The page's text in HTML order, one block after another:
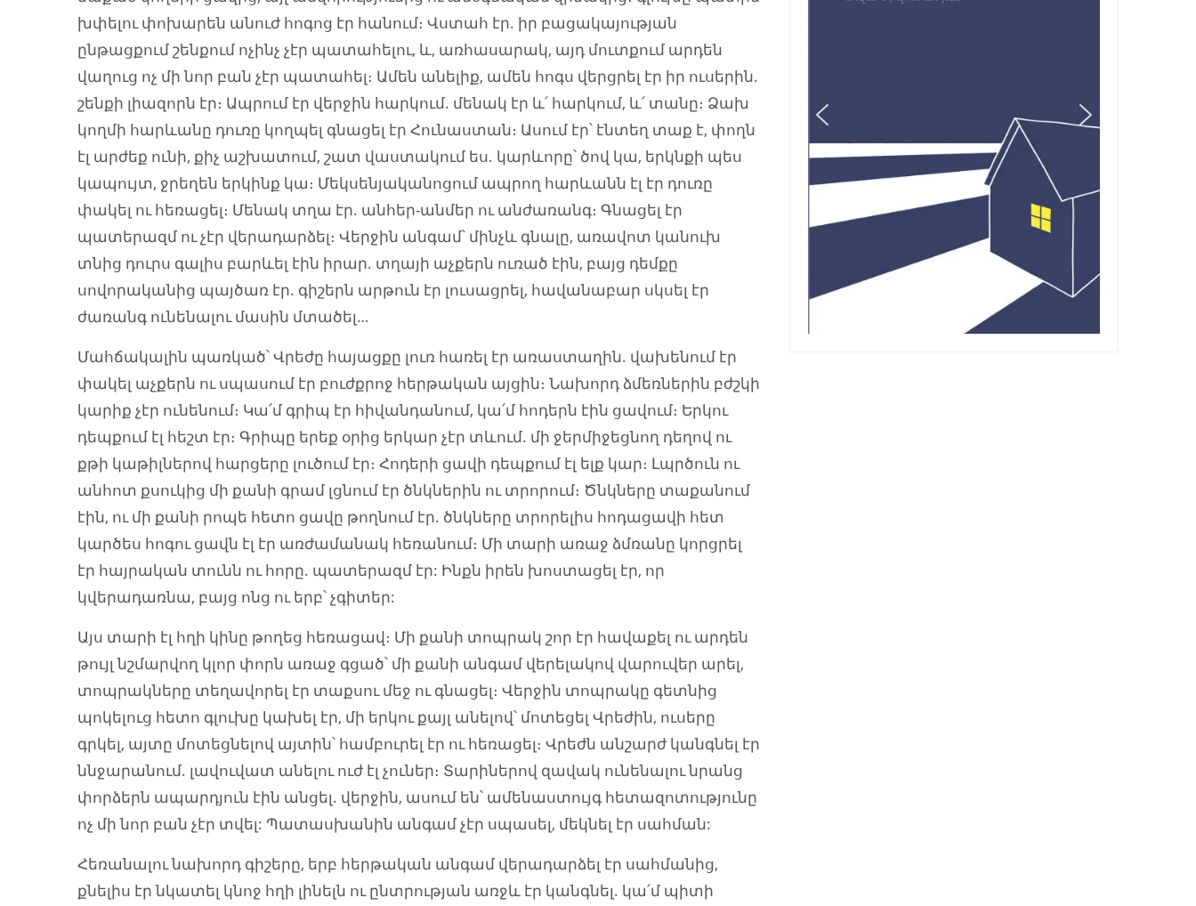
խփելու փոխարեն անուժ հոգոց էր հանում։ Վստահ էր. իր բացակայության
ընթացքում շենքում ոչինչ չէր պատահելու, և, առհասարակ, այդ մուտքում արդեն
վաղուց ոչ մի նոր բան չէր պատահել։ Ամեն անելիք, ամեն հոգս վերցրել էր իր ուսերին.
շենքի լիազորն էր։ Ապրում էր վերջին հարկում. մենակ էր և՛ հարկում, և՛ տանը։ Ձախ
կողմի հարևանը դուռը կողպել գնացել էր Հունաստան։ Ասում էր՝ էնտեղ տաք է, փողն
էլ արժեք ունի, քիչ աշխատում, շատ վաստակում ես. կարևորը՝ ծով կա, երկնքի պես
կապույտ, ջրեղեն երկինք կա։ Մեկսենյականոցում ապրող հարևանն էլ էր դուռը
փակել ու հեռացել։ Մենակ տղա էր. անհեր-անմեր ու անժառանգ։ Գնացել էր
պատերազմ ու չէր վերադարձել։ Վերջին անգամ՝ մինչև գնալը, առավոտ կանուխ
տնից դուրս գալիս բարևել էին իրար. տղայի աչքերն ուռած էին, բայց դեմքը
սովորականից պայծառ էր. գիշերն արթուն էր լուսացրել, հավանաբար սկսել էր
ժառանգ ունենալու մասին մտածել…
Մահճակալին պառկած՝ Վրեժը հայացքը լուռ հառել էր առաստաղին. վախենում էր
փակել աչքերն ու սպասում էր բուժքրոջ հերթական այցին։ Նախորդ ձմեռներին բժշկի
կարիք չէր ունենում։ Կա՛մ գրիպ էր հիվանդանում, կա՛մ հոդերն էին ցավում։ Երկու
դեպքում էլ հեշտ էր։ Գրիպը երեք օրից երկար չէր տևում. մի ջերմիջեցնող դեղով ու
քթի կաթիլներով հարցերը լուծում էր։ Հոդերի ցավի դեպքում էլ ելք կար։ Լպրծուն ու
անհոտ քսուկից մի քանի գրամ լցնում էր ծնկներին ու տրորում։ Ծնկները տաքանում
էին, ու մի քանի րոպե հետո ցավը թողնում էր. ծնկները տրորելիս հոդացավի հետ
կարծես հոգու ցավն էլ էր առժամանակ հեռանում։ Մի տարի առաջ ձմռանը կորցրել
էր հայրական տունն ու հորը. պատերազմ էր: Ինքն իրեն խոստացել էր, որ
կվերադառնա, բայց ոնց ու երբ՝ չգիտեր:
Այս տարի էլ հղի կինը թողեց հեռացավ։ Մի քանի տոպրակ շոր էր հավաքել ու արդեն
թույլ նշմարվող կլոր փորն առաջ գցած՝ մի քանի անգամ վերելակով վարուվեր արել,
տոպրակները տեղավորել էր տաքսու մեջ ու գնացել։ Վերջին տոպրակը գետնից
պոկելուց հետո գլուխը կախել էր, մի երկու քայլ անելով՝ մոտեցել Վրեժին, ուսերը
գրկել, այտը մոտեցնելով այտին՝ համբուրել էր ու հեռացել։ Վրեժն անշարժ կանգնել էր
ննջարանում. լավուվատ անելու ուժ էլ չուներ։ Տարիներով զավակ ունենալու նրանց
փորձերն ապարդյուն էին անցել. վերջին, ասում են՝ ամենաստույգ հետազոտությունը
ոչ մի նոր բան չէր տվել: Պատասխանին անգամ չէր սպասել, մեկնել էր սահման:
Հեռանալու նախորդ գիշերը, երբ հերթական անգամ վերադարձել էր սահմանից,
քնելիս էր նկատել կնոջ հղի լինելն ու ընտրության առջև էր կանգնել. կա՛մ պիտի